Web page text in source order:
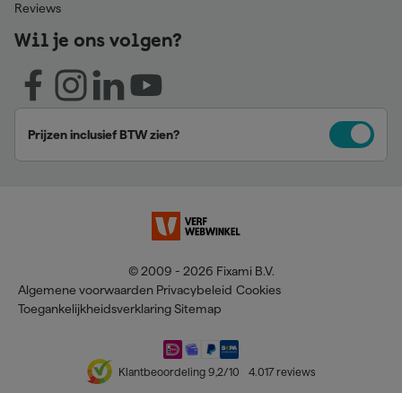
Reviews
Wil je ons volgen?
Prijzen inclusief BTW zien?
© 2009 - 2026 Fixami B.V.
Algemene voorwaarden Privacybeleid Cookies
Toegankelijkheidsverklaring Sitemap
Klantbeoordeling 9,2/10 4.017 reviews